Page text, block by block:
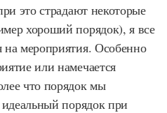
это страдают некоторые
хороший порядок), я все
на мероприятия. Особенно
или намечается
что порядок мы
порядок при